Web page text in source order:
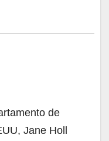
de
Jane Holl